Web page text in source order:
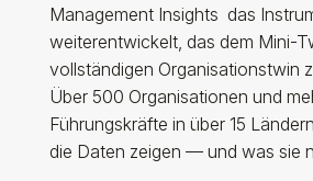
Management Insights das
weiterentwickelt, das dem Mini-
vollständigen Organisationstwin
Über 500 Organisationen und
Führungskräfte in über 15
die Daten zeigen — und was sie